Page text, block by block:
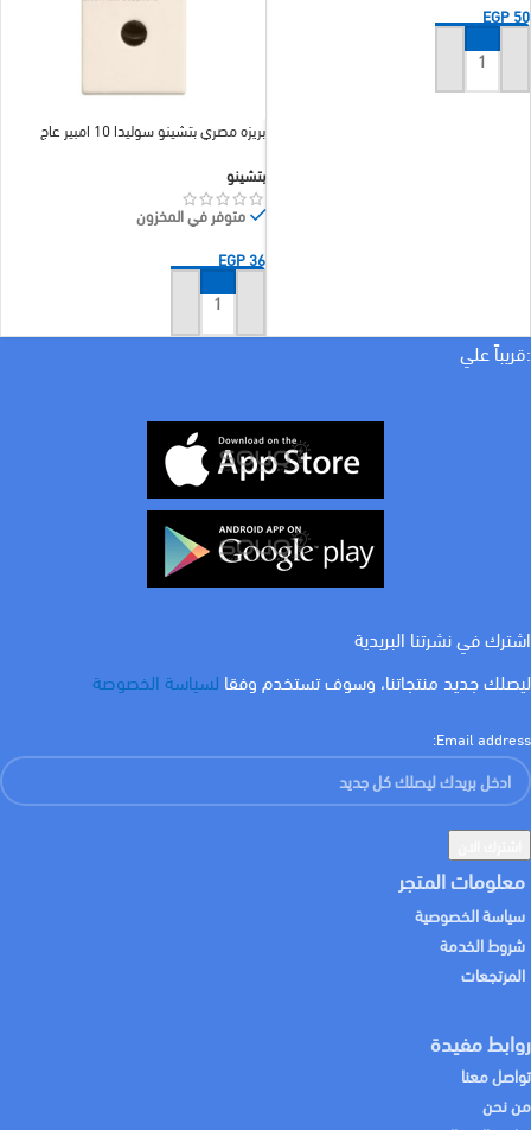
EGP50
إضافة إلى السلة
بريزه مصري بتشينو سوليدا 10 امبير عاج
بتشينو
متوفر في المخزون
EGP36
إضافة إلى السلة
:قريباً علي
اشترك في نشرتنا البريدية
ليصلك جديد منتجاتنا، وسوف تستخدم وفقا لسياسة الخصوصة
Email address:
معلومات المتجر
سياسة الخصوصية
شروط الخدمة
المرتجعات
روابط مفيدة
تواصل معنا
من نحن